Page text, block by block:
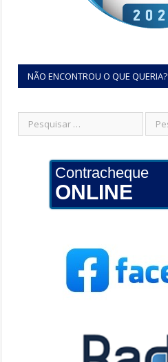
NÃO ENCONTROU O QUE QUERIA?
Contracheque
ONLINE